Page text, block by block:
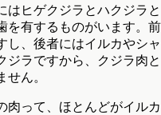
はヒゲクジラとハクジラと
を有するものがいます。前
し、後者にはイルカやシャ
ジラですから、クジラ肉と
ん。
肉って、ほとんどがイルカ